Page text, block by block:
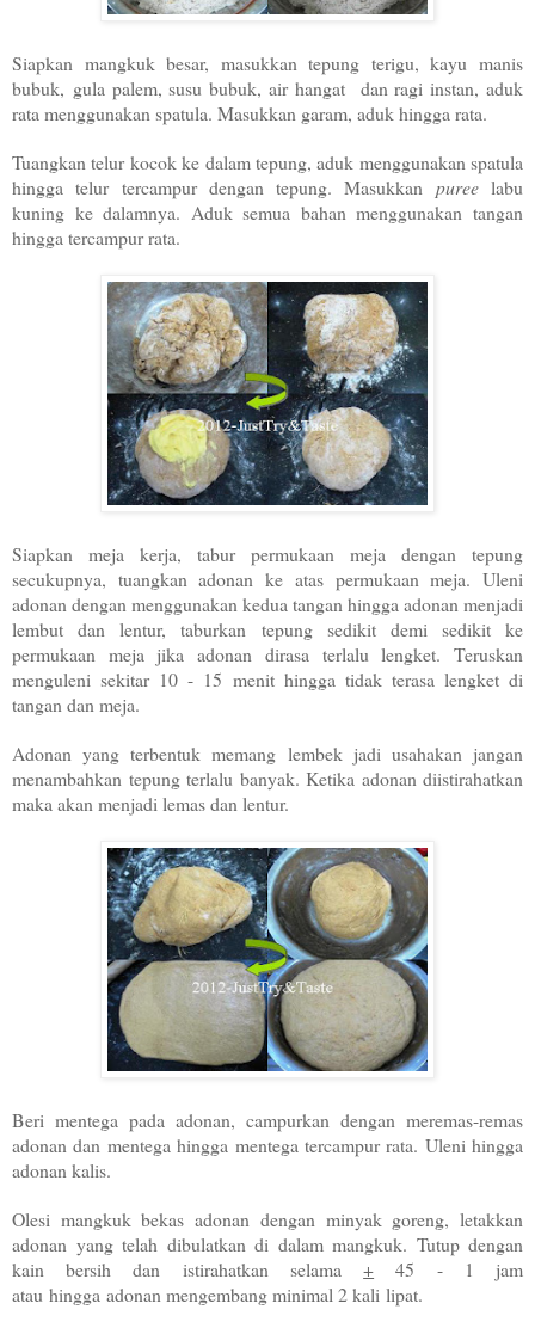
Siapkan mangkuk besar, masukkan tepung terigu, kayu manis
bubuk, gula palem, susu bubuk, air hangat dan ragi instan, aduk
rata menggunakan spatula. Masukkan garam, aduk hingga rata.
Tuangkan telur kocok ke dalam tepung, aduk menggunakan spatula
hingga telur tercampur dengan tepung. Masukkan pureelabu
kuning ke dalamnya. Aduk semua bahan menggunakan tangan
hingga tercampur rata.
Siapkan meja kerja, tabur permukaan meja dengan tepung
secukupnya, tuangkan adonan ke atas permukaan meja. Uleni
adonan dengan menggunakan kedua tangan hingga adonan menjadi
lembut dan lentur, taburkan tepung sedikit demi sedikit ke
permukaan meja jika adonan dirasa terlalu lengket. Teruskan
menguleni sekitar 10 - 15 menit hingga tidak terasa lengket di
tangan dan meja.
Adonan yang terbentuk memang lembek jadi usahakan jangan
menambahkan tepung terlalu banyak. Ketika adonan diistirahatkan
maka akan menjadi lemas dan lentur.
Beri mentega pada adonan, campurkan dengan meremas-remas
adonan dan mentega hingga mentega tercampur rata. Uleni hingga
adonan kalis.
Olesi mangkuk bekas adonan dengan minyak goreng, letakkan
adonan yang telah dibulatkan di dalam mangkuk. Tutup dengan
kain bersih dan istirahatkan selama+ 45 - 1 jam
atau hingga adonan mengembang minimal 2 kali lipat.